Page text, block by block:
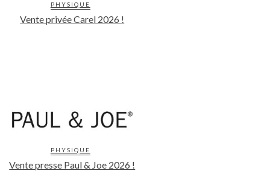
PHYSIQUE
Vente privée Carel 2026 !
PHYSIQUE
Vente presse Paul & Joe 2026 !